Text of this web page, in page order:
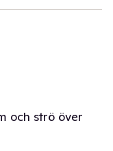
och strö över